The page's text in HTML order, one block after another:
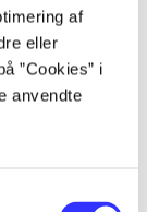
af
eller
”Cookies” i
anvendte